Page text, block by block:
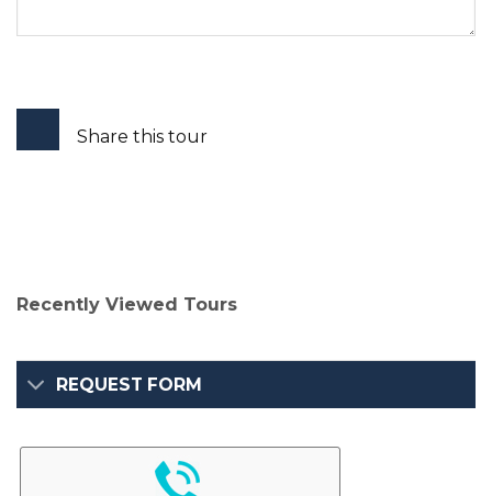
Share this tour
Recently Viewed Tours
REQUEST FORM